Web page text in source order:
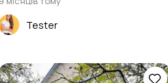
Tester